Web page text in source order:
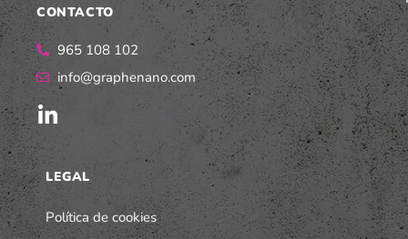
CONTACTO
965 108 102
info@graphenano.com
LEGAL
Política de cookies